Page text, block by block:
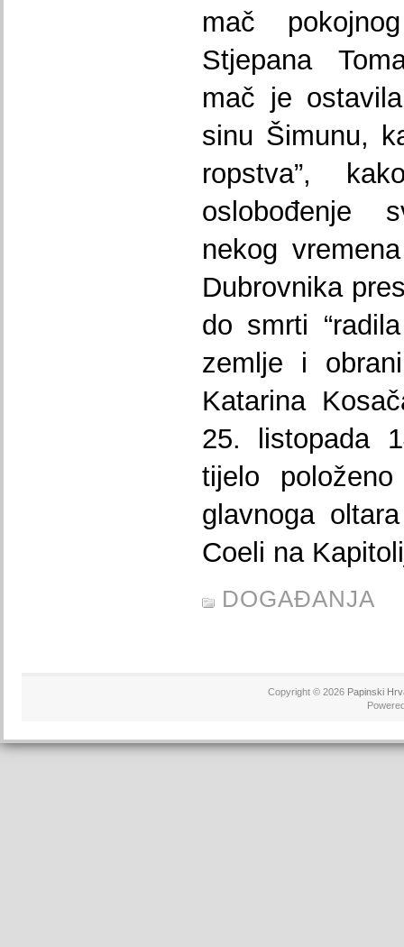
mač
Stjepana
mač je
sinu Šimunu,
ropstva”,
oslobođenje
nekog
Dubrovnika
do smrti
zemlje i
Katarina
25. listopada
tijelo
glavnoga
Coeli na
DOGAĐANJA
Copyright © 2026 Papinski